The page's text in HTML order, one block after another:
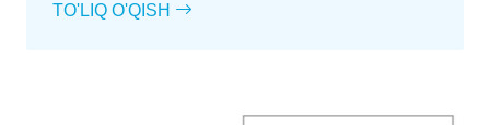
TO'LIQ O'QISH